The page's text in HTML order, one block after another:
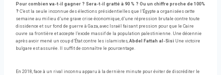
Pour combien va-t-il gagner ? Sera-t-il gratté à 90 % ? Ou un chiffre proche de 100%
? C’est la seule inconnue des élections présidentielles que l’Égypte a organisées cette
semaine au milieu d’une grave crise économique, d’une répression brutale contre toute
dissidence et sur fond de guerre à Gaza, avec Israël faisant pression pour que le Caire
ouvre sa frontière et accepte l’exode massif de la population palestinienne. Une décennie
après avoir mené un coup d’État contre les islamistes, Abdel Fattah al-Sisi Une victoire
bulgare est assurée. Il suffit de connaître le pourcentage.
En 2018, face à un rival inconnu apparu à la dernière minute pour éviter de discréditer le